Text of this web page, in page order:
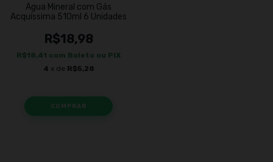
Água Mineral com Gás
Acquíssima 510ml 6 Unidades
R$18,98
R$18,41 com Boleto ou PIX
4 x de R$5,28